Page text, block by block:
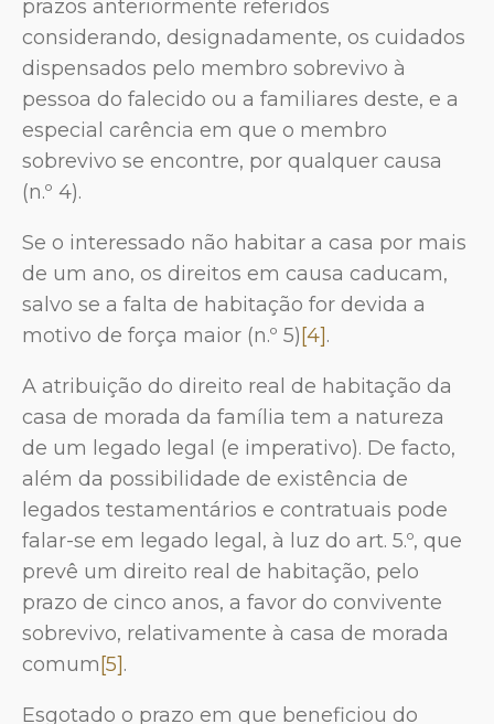
prazos anteriormente referidos
considerando, designadamente, os cuidados
dispensados pelo membro sobrevivo à
pessoa do falecido ou a familiares deste, e a
especial carência em que o membro
sobrevivo se encontre, por qualquer causa
(n.º 4).
Se o interessado não habitar a casa por mais
de um ano, os direitos em causa caducam,
salvo se a falta de habitação for devida a
motivo de força maior (n.º 5) [4].
A atribuição do direito real de habitação da
casa de morada da família tem a natureza
de um legado legal (e imperativo). De facto,
além da possibilidade de existência de
legados testamentários e contratuais pode
falar-se em legado legal, à luz do art. 5.º, que
prevê um direito real de habitação, pelo
prazo de cinco anos, a favor do convivente
sobrevivo, relativamente à casa de morada
comum [5].
Esgotado o prazo em que beneficiou do